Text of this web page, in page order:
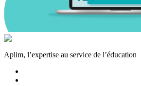
Aplim, l’expertise au service de l’éducation